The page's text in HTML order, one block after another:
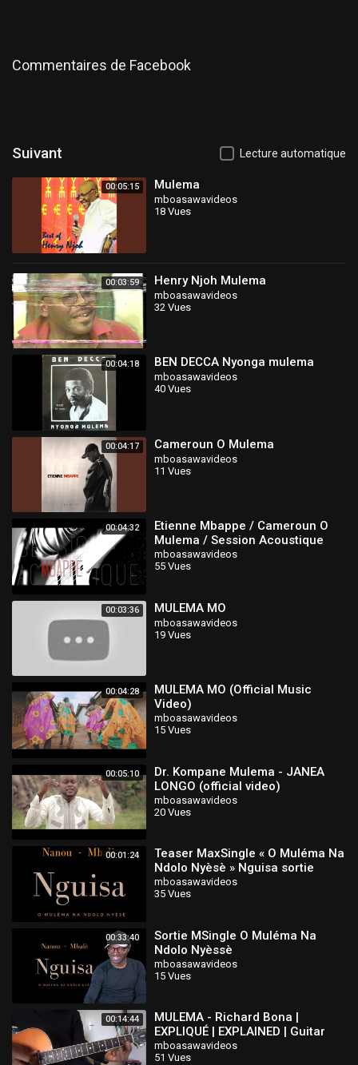
Commentaires de Facebook
Suivant Lecture automatique
00:05:15 Mulema
mboasawavideos
18 Vues
00:03:59 Henry Njoh Mulema
mboasawavideos
32 Vues
00:04:18 BEN DECCA Nyonga mulema
mboasawavideos
40 Vues
00:04:17 Cameroun O Mulema
mboasawavideos
11 Vues
00:04:32
Etienne Mbappe / Cameroun O
Mulema / Session Acoustique
mboasawavideos
55 Vues
00:03:36 MULEMA MO
mboasawavideos
19 Vues
00:04:28
MULEMA MO (Official Music
Video)
mboasawavideos
15 Vues
00:05:10
Dr. Kompane Mulema - JANEA
LONGO (official video)
mboasawavideos
20 Vues
00:01:24
Teaser MaxSingle « O Muléma Na
Ndolo Nyèsè » Nguisa sortie
officielle le 28 Août 2020
mboasawavideos
35 Vues
00:33:40
Sortie MSingle O Muléma Na
Ndolo Nyèssè
mboasawavideos
15 Vues
00:14:44
MULEMA - Richard Bona |
EXPLIQUÉ | EXPLAINED | Guitar
tutorial
mboasawavideos
51 Vues